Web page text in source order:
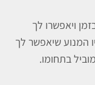
ויאפשרו לך
המנוע שיאפשר לך
בתחומו.